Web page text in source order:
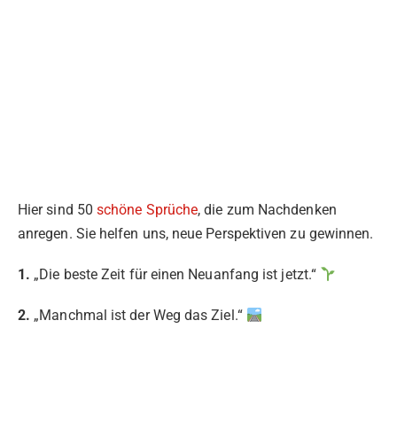
Hier sind 50schöne Sprüche, die zum Nachdenken
anregen. Sie helfen uns, neue Perspektiven zu gewinnen.
1. „Die beste Zeit für einen Neuanfang ist jetzt.“
2. „Manchmal ist der Weg das Ziel.“